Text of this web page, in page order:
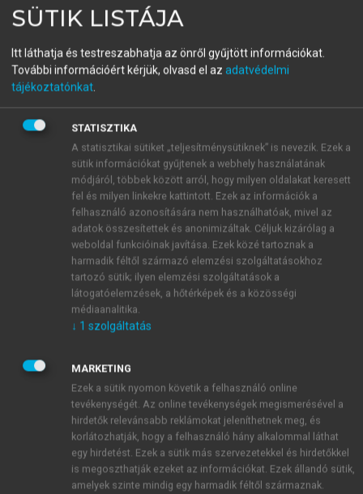
Matematika
menu_book OLVASÁS
Néhány görbékre és
felületekre vonatkozó feladat
A görbék és a felületek ábrázolásával kapcsolatos
alapvető ismeretek tárgyalásához szükséges
ismeretek, tételek, feladatkörök sokfélék és elemi
módszerekkel ritkán tárgyalhatók. Ezért a
következőkben csak néhány, a műszaki ábrázolás
szempontjából is alapvető görbét és felületet
ábrázolunk.
SÜTIK LISTÁJA
Itt láthatja és testreszabhatja az önről gyűjtött információkat.
További információért kérjük, olvasd el az adatvédelmi
tájékoztatónkat.
STATISZTIKA
A statisztikai sütiket „teljesítménysütiknek” is nevezik. Ezek a
sütik információkat gyűjtenek a webhely használatának
módjáról, többek között arról, hogy milyen oldalakat keresett
fel és milyen linkekre kattintott. Ezek az információk a
felhasználó azonosítására nem használhatóak, mivel az
adatok összesítettek és anonimizáltak. Céljuk kizárólag a
weboldal funkcióinak javítása. Ezek közé tartoznak a
harmadik féltől származó elemzési szolgáltatásokhoz
tartozó sütik; ilyen elemzési szolgáltatások a
látogatóelemzések, a hőtérképek és a közösségi
médiaanalitika.
↓ 1 szolgáltatás
MARKETING
Ezek a sütik nyomon követik a felhasználó online
tevékenységét. Az online tevékenységek megismerésével a
hirdetők relevánsabb reklámokat jeleníthetnek meg, és
korlátozhatják, hogy a felhasználó hány alkalommal láthat
egy hirdetést. Ezek a sütik más szervezetekkel és hirdetőkkel
is megoszthatják ezeket az információkat. Ezek állandó sütik,
amelyek szinte mindig egy harmadik féltől származnak.